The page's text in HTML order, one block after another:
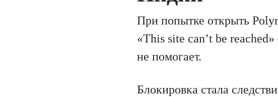
При попытке открыть
«This site can’t be
не помогает.
Блокировка стала